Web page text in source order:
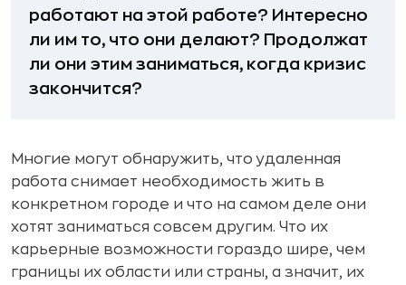
работают на этой работе? Интересно
ли им то, что они делают? Продолжат
ли они этим заниматься, когда кризис
закончится?
Многие могут обнаружить, что удаленная
работа снимает необходимость жить в
конкретном городе и что на самом деле они
хотят заниматься совсем другим. Что их
карьерные возможности гораздо шире, чем
границы их области или страны, а значит, их